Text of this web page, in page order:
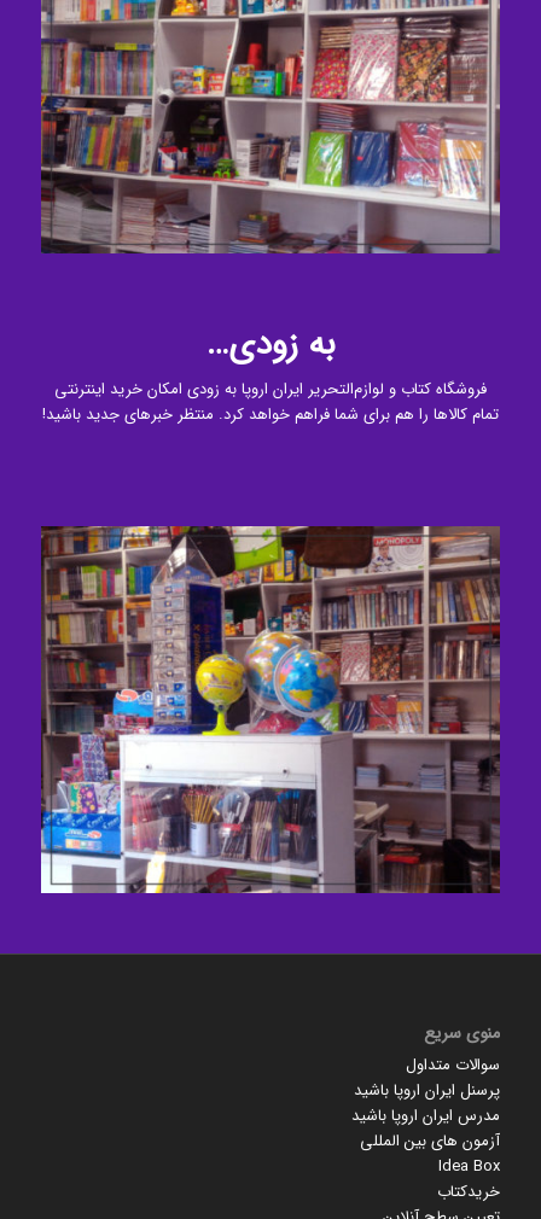
به زودی…
فروشگاه کتاب و لوازم‌‌التحریر ایران اروپا به زودی امکان خرید اینترنتی
تمام کالاها را هم برای شما فراهم خواهد کرد. منتظر خبرهای جدید باشید!
منوی سریع
سوالات متداول
پرسنل ایران اروپا باشید
مدرس ایران اروپا باشید
آزمون های بین المللی
Idea Box
خریدکتاب